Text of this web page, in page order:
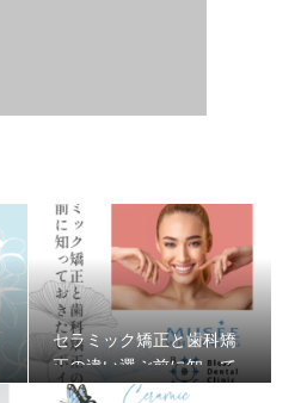
セラミック矯正と歯科矯
正の違い選ぶ前に知って
おきたいポイント